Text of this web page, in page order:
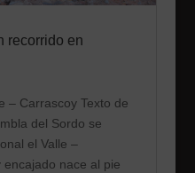
recorrido en
– Carrascoy Texto de
del Sordo se
el Valle –
encajado nace al pie